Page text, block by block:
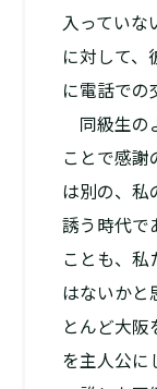
入っていな
に対して、
に電話での
同級生の
ことで感謝
は別の、私
誘う時代で
ことも、私
はないかと
とんど大阪
を主人公に